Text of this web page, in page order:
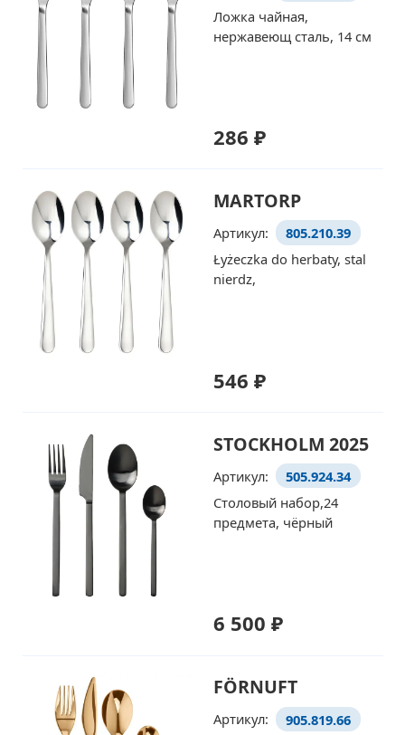
Ложка чайная,
нержавеющ сталь, 14 см
286 ₽
MARTORP
Артикул:
805.210.39
Łyżeczka do herbaty, stal
nierdz,
546 ₽
STOCKHOLM 2025
Артикул:
505.924.34
Столовый набор,24
предмета, чёрный
6 500 ₽
FÖRNUFT
Артикул:
905.819.66